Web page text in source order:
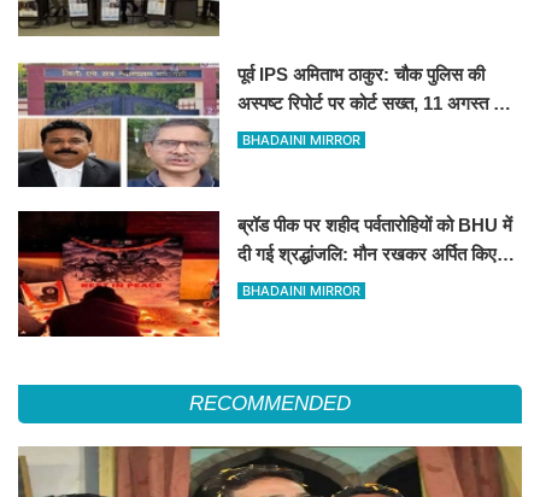
पूर्व IPS अमिताभ ठाकुर: चौक पुलिस की
अस्पष्ट रिपोर्ट पर कोर्ट सख्त, 11 अगस्त को
मांगी स्पष्ट जांच आख्या
BHADAINI MIRROR
ब्रॉड पीक पर शहीद पर्वतारोहियों को BHU में
दी गई श्रद्धांजलि: मौन रखकर अर्पित किए
पुष्प
BHADAINI MIRROR
RECOMMENDED